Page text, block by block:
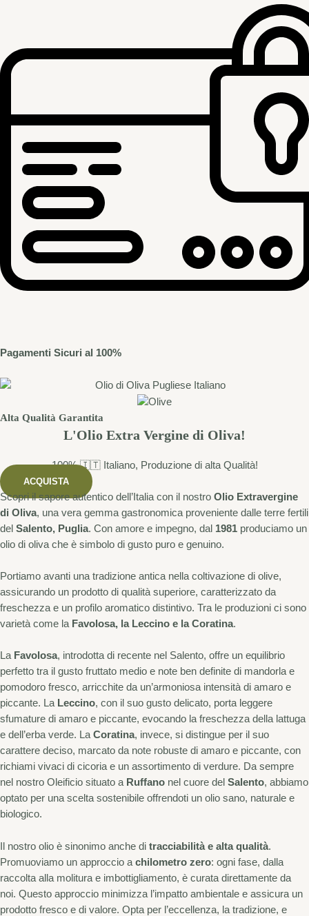
Pagamenti Sicuri al 100%
Alta Qualità Garantita
L'Olio Extra Vergine di Oliva!
100% 🇮🇹 Italiano, Produzione di alta Qualità!
ACQUISTA
Scopri il sapore autentico dell’Italia con il nostro Olio Extravergine
di Oliva, una vera gemma gastronomica proveniente dalle terre fertili
del Salento, Puglia. Con amore e impegno, dal 1981 produciamo un
olio di oliva che è simbolo di gusto puro e genuino.
Portiamo avanti una tradizione antica nella coltivazione di olive,
assicurando un prodotto di qualità superiore, caratterizzato da
freschezza e un profilo aromatico distintivo. Tra le produzioni ci sono
varietà come la Favolosa, la Leccino e la Coratina.
La Favolosa, introdotta di recente nel Salento, offre un equilibrio
perfetto tra il gusto fruttato medio e note ben definite di mandorla e
pomodoro fresco, arricchite da un’armoniosa intensità di amaro e
piccante. La Leccino, con il suo gusto delicato, porta leggere
sfumature di amaro e piccante, evocando la freschezza della lattuga
e dell’erba verde. LaCoratina, invece, si distingue per il suo
carattere deciso, marcato da note robuste di amaro e piccante, con
richiami vivaci di cicoria e un assortimento di verdure. Da sempre
nel nostro Oleificio situato a Ruffano nel cuore del Salento, abbiamo
optato per una scelta sostenibile offrendoti un olio sano, naturale e
biologico.
Il nostro olio è sinonimo anche di tracciabilità e alta qualità.
Promuoviamo un approccio a chilometro zero: ogni fase, dalla
raccolta alla molitura e imbottigliamento, è curata direttamente da
noi. Questo approccio minimizza l’impatto ambientale e assicura un
prodotto fresco e di valore. Opta per l’eccellenza, la tradizione, e